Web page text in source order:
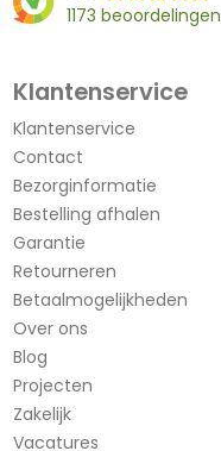
1173 beoordelingen
Klantenservice
Klantenservice
Contact
Bezorginformatie
Bestelling afhalen
Garantie
Retourneren
Betaalmogelijkheden
Over ons
Blog
Projecten
Zakelijk
Vacatures